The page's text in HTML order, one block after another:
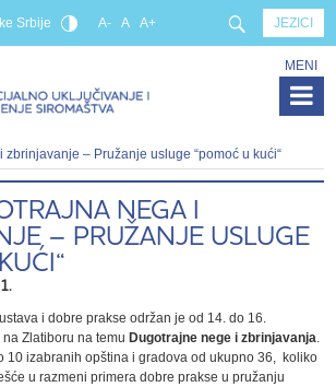
Srbije JEZICI
A- A A+
MENI
– Pružanje usluge “pomoć u kući“
NEGA I
– PRUŽANJE USLUGE
i dobre prakse održan je od 14. do 16.
na Zlatiboru na temuDugotrajne nege i zbrinjavanja
10 izabranih opština i gradova od ukupno 36, koliko
u razmeni primera dobre prakse u pružanju